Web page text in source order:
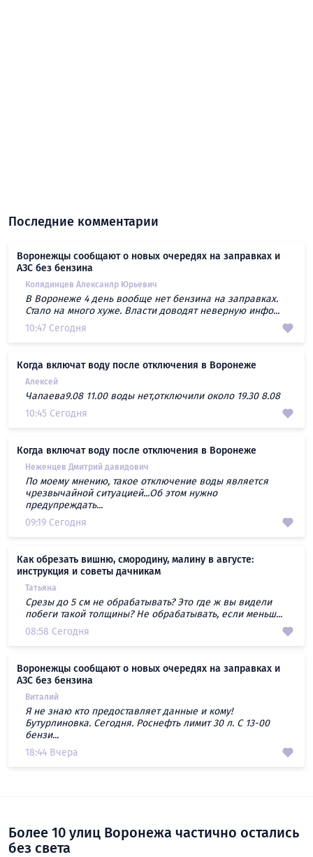
Последние комментарии
Воронежцы сообщают о новых очередях на заправках и
АЗС без бензина
Колядинцев Алексанлр Юрьевич
В Воронеже 4 день вообще нет бензина на заправках.
Стало на много хуже. Власти доводят неверную инфо...
10:47 Сегодня
Когда включат воду после отключения в Воронеже
Алексей
Чапаева9.08 11.00 воды нет,отключили около 19.30 8.08
10:45 Сегодня
Когда включат воду после отключения в Воронеже
Неженцев Дмитрий давидович
По моему мнению, такое отключение воды является
чрезвычайной ситуацией...Об этом нужно
предупреждать...
09:19 Сегодня
Как обрезать вишню, смородину, малину в августе:
инструкция и советы дачникам
Татьяна
Срезы до 5 см не обрабатывать? Это где ж вы видели
побеги такой толщины? Не обрабатывать, если меньш...
08:58 Сегодня
Воронежцы сообщают о новых очередях на заправках и
АЗС без бензина
Виталий
Я не знаю кто предоставляет данные и кому!
Бутурлиновка. Сегодня. Роснефть лимит 30 л. С 13-00
бензи...
18:44 Вчера
Более 10 улиц Воронежа частично остались
без света